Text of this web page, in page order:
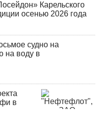
Карельского
осенью 2026 года
судно на
на воду в
в